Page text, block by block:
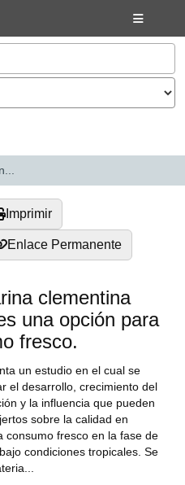
Imprimir
Enlace Permanente
clementina
una opción para
fresco.
un estudio en el cual se
el desarrollo, crecimiento del
y la influencia que pueden
sobre la calidad en
consumo fresco en la fase de
condiciones tropicales. Se